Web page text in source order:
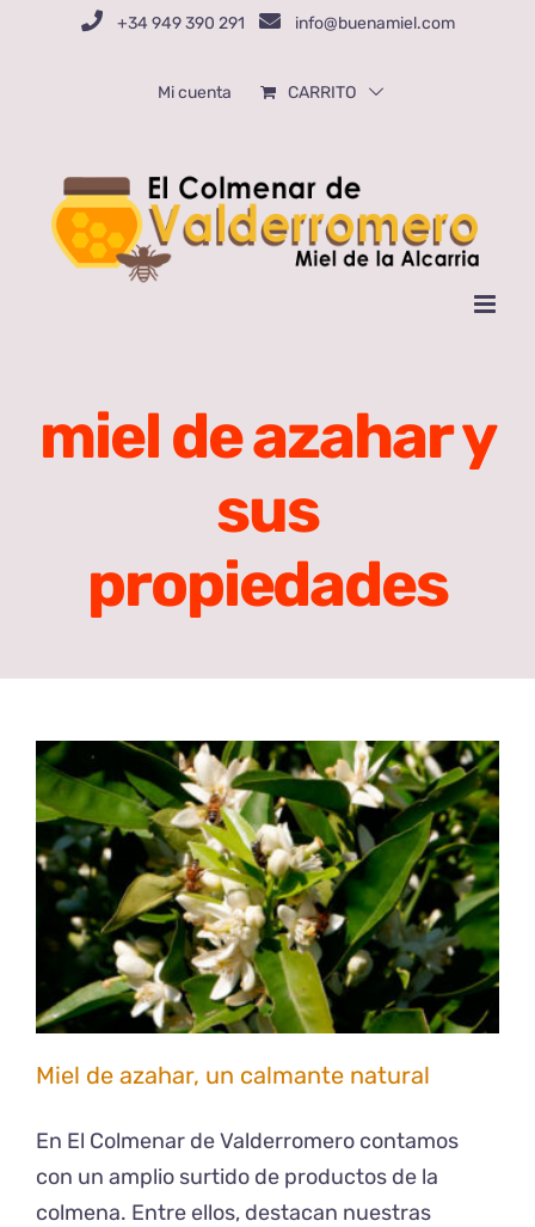
+34 949 390 291 info@buenamiel.com
Mi cuenta CARRITO
miel de azahar y
sus
propiedades
Miel de azahar, un calmante natural
En El Colmenar de Valderromero contamos
con un amplio surtido de productos de la
colmena. Entre ellos, destacan nuestras